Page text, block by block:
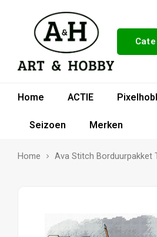
Home ACTIE
Seizoen
Merken
Home Ava Stitch Borduurpakket